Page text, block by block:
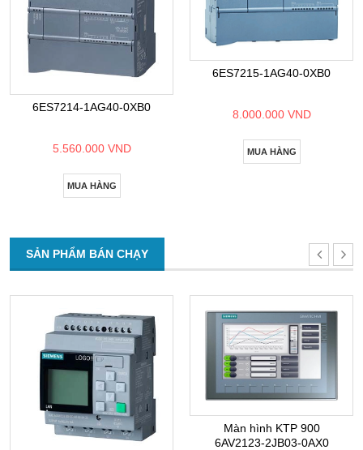
6ES7214-1AG40-0XB0
5.560.000 VND
MUA HÀNG
6ES7215-1AG40-0XB0
8.000.000 VND
MUA HÀNG
SẢN PHẨM BÁN CHẠY
Màn hình KTP 900
6AV2123-2JB03-0AX0